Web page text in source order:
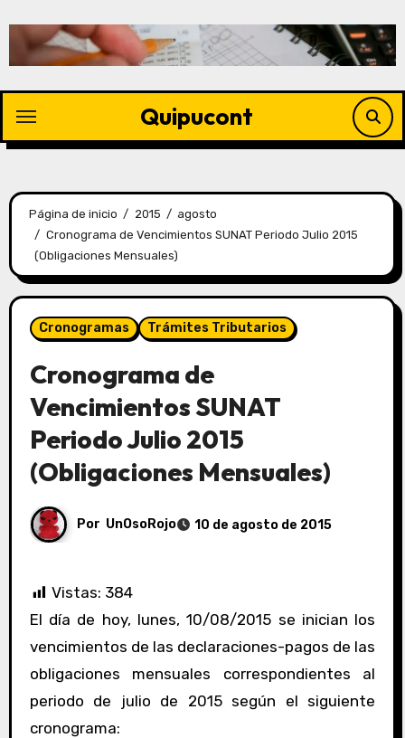
Quipucont
Página de inicio 2015
agosto
Cronograma de Vencimientos SUNAT Periodo Julio 2015
(Obligaciones Mensuales)
Cronogramas Trámites Tributarios
Cronograma de
Vencimientos SUNAT
Periodo Julio 2015
(Obligaciones Mensuales)
Por UnOsoRojo 10 de agosto de 2015
Vistas: 384
El día de hoy, lunes, 10/08/2015 se inician los
vencimientos de las declaraciones-pagos de las
obligaciones mensuales correspondientes al
periodo de julio de 2015 según el siguiente
cronograma: